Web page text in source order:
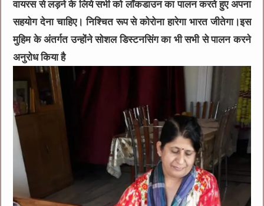
वायरस से लड़ने के लिये सभी को लॉकडाउन का पालन करते हुए अपना
सहयोग देना चाहिए। निश्चित रूप से कोरोना हारेगा भारत जीतेगा।इस
मुहिम के अंतर्गत उन्होंने सोशल डिस्टनसिंग का भी सभी से पालन करने
अनुरोध किया है